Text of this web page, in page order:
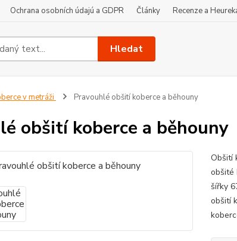
Ochrana osobních údajú a GDPR Články Recenze a
Hledat
v metráži Pravouhlé obšití koberce a běhouny
obšití koberce a běhouny
Obšití
obšité
šířky
obšití